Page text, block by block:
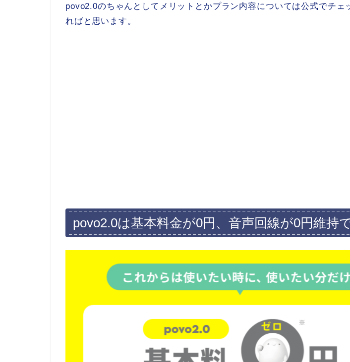
povo2.0のちゃんとしてメリットとかプラン内容については公式でチェ
ればと思います。
povo2.0は基本料金が0円、音声回線が0円維持